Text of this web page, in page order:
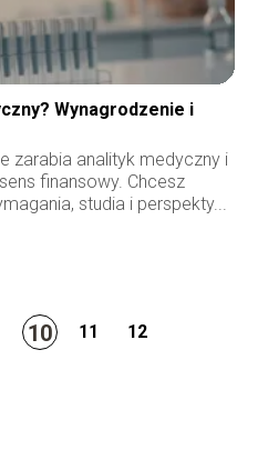
Wynagrodzenie i
zarabia analityk medyczny i
finansowy. Chcesz
studia i perspekty...
10 11 12